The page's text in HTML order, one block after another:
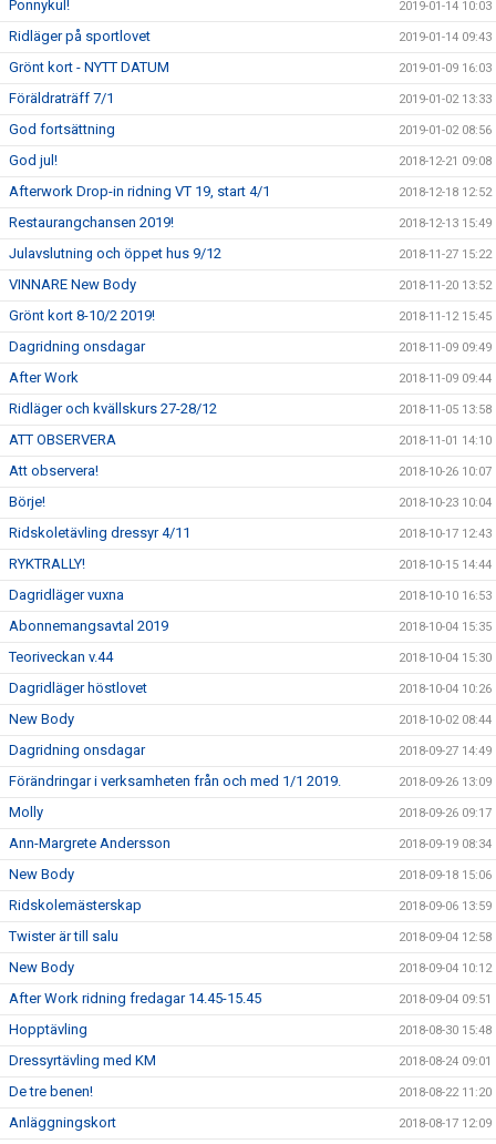
Ponnykul! 2019-01-14 10:03
Ridläger på sportlovet 2019-01-14 09:43
Grönt kort - NYTT DATUM 2019-01-09 16:03
Föräldraträff 7/1 2019-01-02 13:33
God fortsättning 2019-01-02 08:56
God jul! 2018-12-21 09:08
Afterwork Drop-in ridning VT 19, start 4/1 2018-12-18 12:52
Restaurangchansen 2019! 2018-12-13 15:49
Julavslutning och öppet hus 9/12 2018-11-27 15:22
VINNARE New Body 2018-11-20 13:52
Grönt kort 8-10/2 2019! 2018-11-12 15:45
Dagridning onsdagar 2018-11-09 09:49
After Work 2018-11-09 09:44
Ridläger och kvällskurs 27-28/12 2018-11-05 13:58
ATT OBSERVERA 2018-11-01 14:10
Att observera! 2018-10-26 10:07
Börje! 2018-10-23 10:04
Ridskoletävling dressyr 4/11 2018-10-17 12:43
RYKTRALLY! 2018-10-15 14:44
Dagridläger vuxna 2018-10-10 16:53
Abonnemangsavtal 2019 2018-10-04 15:35
Teoriveckan v.44 2018-10-04 15:30
Dagridläger höstlovet 2018-10-04 10:26
New Body 2018-10-02 08:44
Dagridning onsdagar 2018-09-27 14:49
Förändringar i verksamheten från och med 1/1 2019. 2018-09-26 13:09
Molly 2018-09-26 09:17
Ann-Margrete Andersson 2018-09-19 08:34
New Body 2018-09-18 15:06
Ridskolemästerskap 2018-09-06 13:59
Twister är till salu 2018-09-04 12:58
New Body 2018-09-04 10:12
After Work ridning fredagar 14.45-15.45 2018-09-04 09:51
Hopptävling 2018-08-30 15:48
Dressyrtävling med KM 2018-08-24 09:01
De tre benen! 2018-08-22 11:20
Anläggningskort 2018-08-17 12:09